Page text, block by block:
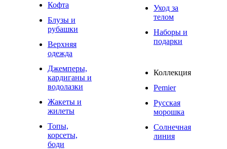
Кофта
Блузы и
рубашки
Верхняя
одежда
Джемперы,
кардиганы и
водолазки
Жакеты и
жилеты
Топы,
корсеты,
боди
Уход за
телом
Наборы и
подарки
Коллекция
Pemier
Русская
морошка
Солнечная
линия